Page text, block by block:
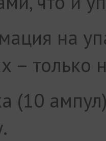
на
– только
(10